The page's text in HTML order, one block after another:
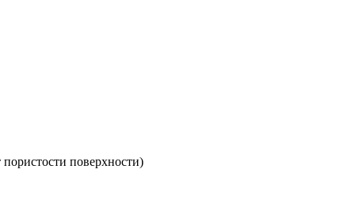
поверхности)